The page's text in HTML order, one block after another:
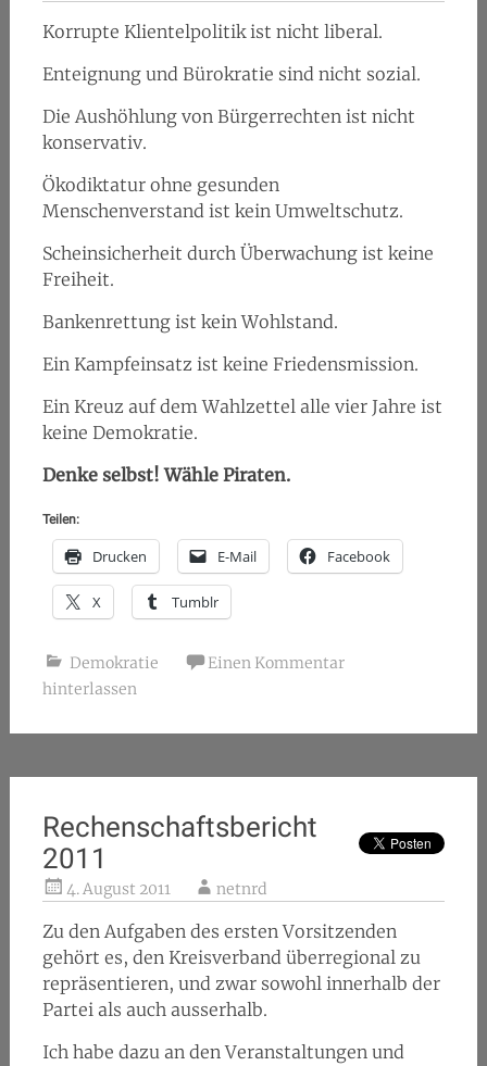
Korrupte Klientelpolitik ist nicht liberal.
Enteignung und Bürokratie sind nicht sozial.
Die Aushöhlung von Bürgerrechten ist nicht
konservativ.
Ökodiktatur ohne gesunden
Menschenverstand ist kein Umweltschutz.
Scheinsicherheit durch Überwachung ist keine
Freiheit.
Bankenrettung ist kein Wohlstand.
Ein Kampfeinsatz ist keine Friedensmission.
Ein Kreuz auf dem Wahlzettel alle vier Jahre ist
keine Demokratie.
Denke selbst! Wähle Piraten.
Teilen:
Drucken E-Mail Facebook
X Tumblr
Demokratie
Einen Kommentar
hinterlassen
Rechenschaftsbericht
2011
4. August 2011 netnrd
Zu den Aufgaben des ersten Vorsitzenden
gehört es, den Kreisverband überregional zu
repräsentieren, und zwar sowohl innerhalb der
Partei als auch ausserhalb.
Ich habe dazu an den Veranstaltungen und